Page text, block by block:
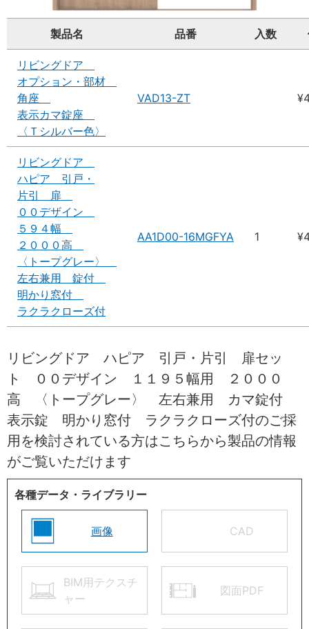
製品名 品番 入数
リビングドア
オプション・部材
角座
表示カマ錠座
〈Ｔシルバー色〉
VAD13-ZT
リビングドア
ハピア 引戸・
片引 扉
００デザイン
５９４幅
２０００高
〈トープグレー〉
左右兼用 錠付
明かり窓付
ラクラクローズ付
AA1D00-16MGFYA 1
リビングドア ハピア 引戸・片引 扉セッ
ト ００デザイン １１９５幅用 ２０００
高 〈トープグレー〉 左右兼用 カマ錠付
表示錠 明かり窓付 ラクラクローズ付のご採
用を検討されている方はこちらから製品の情報
がご覧いただけます
各種データ・ライブラリー
画像 CAD
BIM用テクスチ
ャー
図面PDF